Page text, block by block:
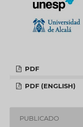
PDF
PDF (ENGLISH)
PUBLICADO